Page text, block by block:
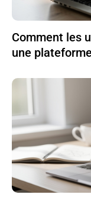
Comment les
une